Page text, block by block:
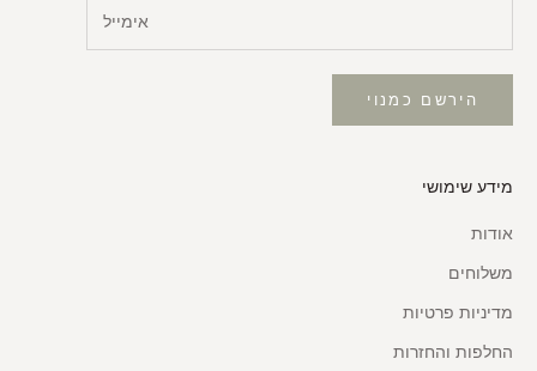
הירשם כמנוי
מידע שימושי
אודות
משלוחים
מדיניות פרטיות
החלפות והחזרות